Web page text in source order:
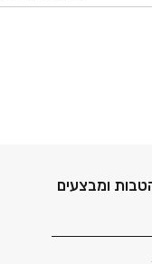
ומבצעים